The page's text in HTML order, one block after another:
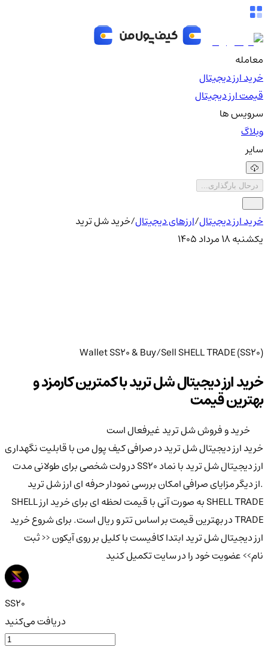
معامله
خرید ارز دیجیتال
قیمت ارز دیجیتال
سرویس ها
وبلاگ
سایر
درحال بارگذاری...
خرید ارز دیجیتال/ارزهای دیجیتال/خرید شل ترید
یکشنبه ۱۸ مرداد ۱۴۰۵
Wallet SS20 & Buy/Sell SHELL TRADE (SS20)
خرید ارز دیجیتال شل ترید با کمترین کارمزد و
بهترین قیمت
خرید و فروش شل ترید غیرفعال است
خرید ارز دیجیتال شل ترید در صرافی کیف پول من با قابلیت نگهداری
ارز دیجیتال شل ترید با نماد SS20 در ولت شخصی برای طولانی مدت
.از دیگر مزایای صرافی امکان بررسی نمودار حرفه ای ارز شل ترید
SHELL TRADE به صورت آنی با قیمت لحظه ای برای خرید ارز SHELL
TRADE در بهترین قیمت بر اساس تتر و ریال است. برای شروع خرید
ارز دیجیتال شل ترید ابتدا کافیست با کلیل بر روی آیکون << ثبت
نام>> عضویت خود را در سایت تکمیل کنید
SS20
دریافت می‌کنید